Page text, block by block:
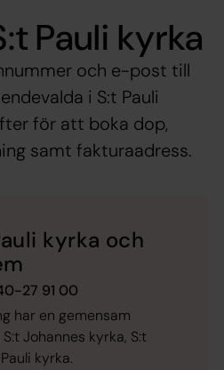
Pauli kyrka
och e-post till
i S:t Pauli
för att boka dop,
samt fakturaadress.
kyrka och
27 91 00
har en gemensam
Johannes kyrka, S:t
kyrka.